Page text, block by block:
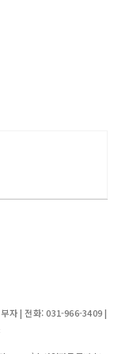
부자 | 전화: 031-966-3409 |